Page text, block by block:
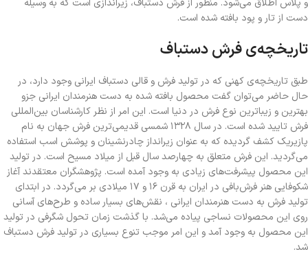
و پلاس اطلاق می‌شود. منظور از فرش دستباف، زیراندازی است که به وسیله
دست از تار و پود بافته شده است.
تاریخچه‌‌ی فرش دستباف
طبق تاریخچه‌ی کهنی که در تولید فرش و قالی دستباف ایرانی وجود دارد‌، در
حال حاضر می‌توان گفت محصول بافته شده به دست هنرمندان ایرانی جزو
بهترین و زیباترین نوع فرش در دنیا است. این امر از نظر کارشناسان بین‌المللی
فرش تایید شده است. در سال ۱۳۲۸ شمسی قدیمی‌ترین فرش جهان به نام
پازیریک کشف گردیده که به عنوان زیرانداز چادرنشینان و پوشش اسب استفاده
می‌گردید. این فرش متعلق به چهارصد سال قبل از میلاد مسیح است. در تولید
این محصول پیشرفت‌های زیادی به وجود آمده است. پژوهشگران معتقدند آغاز
شکوفایی هنر فرش‌بافی در ایران به قرن ۱۶ و ۱۷ میلادی بر می‌گردد. در ابتدای
تولید فرش به دست هنرمندان ایرانی ، نقش‌های بسیار ساده و طرح‌های آسانی
روی این محصولات نساجی پیاده می‌شد. با گذشت زمان تحول شگرفی در تولید
این محصول به وجود آمد و این امر موجب تنوع بسیاری در تولید فرش دستباف
شد.